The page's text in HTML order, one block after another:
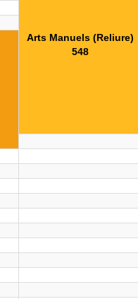
Arts Manuels (Reliure)
548